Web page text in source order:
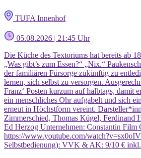
TUFA Innenhof
05.08.2026 | 21:45 Uhr
Die Küche des Textoriums hat bereits ab
„Was gibt’s zum Essen?“ „Nix.“
der familiären Fürsorge zukünftig zu
lernen, sich selbst zu versorgen.
Franz‘ Posten kurzum auf halbtags,
ein menschliches Ohr aufgabelt und sich
erneut in Höchstform vereint.
Zimmerschied, Thomas Kügel,
Ed Herzog Unternehmen: Constantin
https://www.youtube.com/
Selbstbedienung): VVK & AK: 9/10 €